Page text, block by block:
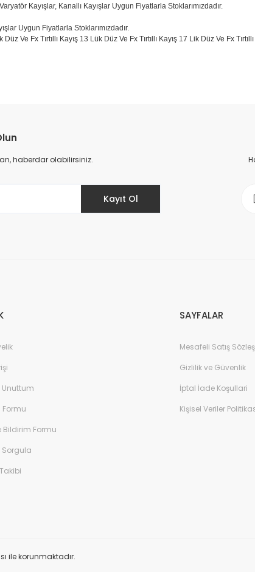
Kayışlar, Kanallı Kayışlar Uygun Fiyatlarla Stoklarımızdadır.
Uygun Fiyatlarla Stoklarımızdadır.
Ve Fx Tırtıllı Kayış 13 Lük Düz Ve Fx Tırtıllı Kayış 17 Lik Düz Ve Fx
haberdar olabilirsiniz.
Kayıt Ol
Unuttum
Formu
Bildirim Formu
Sorgula
SAYFALAR
Mesafeli Satış
Gizlilik ve Güvenlik
İptal İade Koşullari
Kişisel Veriler
ile korunmaktadır.